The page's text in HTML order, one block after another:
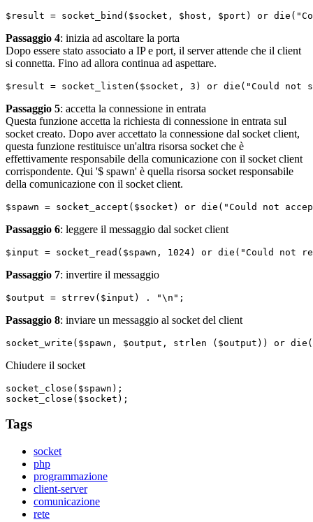
$result = socket_bind($socket, $host, $port) or
Passaggio 4: inizia ad ascoltare la porta
Dopo essere stato associato a IP e port, il server attende che il client
si connetta. Fino ad allora continua ad aspettare.
$result = socket_listen($socket, 3) or die("Could not
Passaggio 5: accetta la connessione in entrata
Questa funzione accetta la richiesta di connessione in entrata sul
socket creato. Dopo aver accettato la connessione dal socket client,
questa funzione restituisce un'altra risorsa socket che è
effettivamente responsabile della comunicazione con il socket client
corrispondente. Qui '$ spawn' è quella risorsa socket responsabile
della comunicazione con il socket client.
$spawn = socket_accept($socket) or die("Could not
Passaggio 6: leggere il messaggio dal socket client
$input = socket_read($spawn, 1024) or die("Could not
Passaggio 7: invertire il messaggio
$output = strrev($input) . "\n";
Passaggio 8: inviare un messaggio al socket del client
socket_write($spawn, $output, strlen ($output)) or
Chiudere il socket
socket_close($spawn);
socket_close($socket);
Tags
socket
php
programmazione
client-server
comunicazione
rete